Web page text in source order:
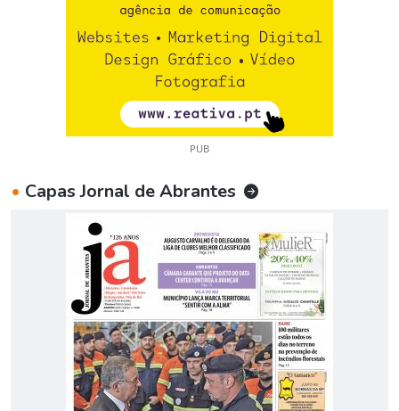
PUB
• Capas Jornal de Abrantes